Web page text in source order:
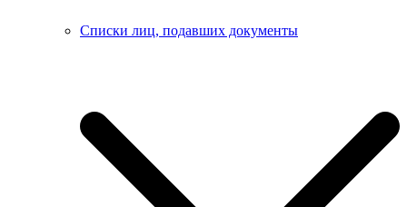
Списки лиц, подавших документы